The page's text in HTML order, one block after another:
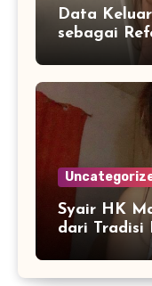
Data
sebagai
Syair HK
dari Tradisi